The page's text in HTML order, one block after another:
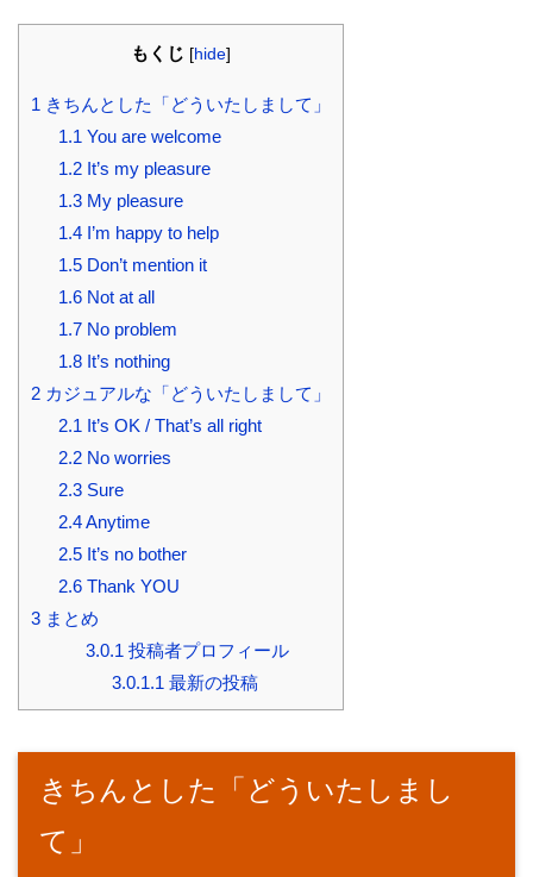
もくじ [hide]
1 きちんとした「どういたしまして」
1.1 You are welcome
1.2It’s my pleasure
1.3My pleasure
1.4I’m happy to help
1.5Don’t mention it
1.6Not at all
1.7No problem
1.8It’s nothing
2 カジュアルな「どういたしまして」
2.1 It’s OK / That’s all right
2.2No worries
2.3Sure
2.4Anytime
2.5It’s no bother
2.6Thank YOU
3 まとめ
3.0.1 投稿者プロフィール
3.0.1.1 最新の投稿
きちんとした「どういたしまし
て」